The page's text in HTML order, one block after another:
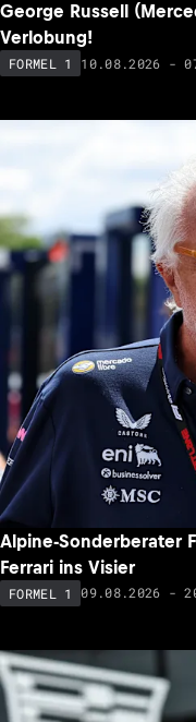
George Russell
Verlobung!
FORMEL 1 10.08.2026 -
Alpine-Sonderberater
Ferrari ins Visier
FORMEL 1 09.08.2026 -